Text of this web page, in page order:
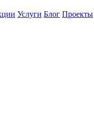
Услуги Блог Проекты